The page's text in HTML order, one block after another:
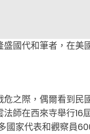
國代和筆者，在美
之際，偶爾看到民
師在西來寺舉行
家代表和觀察員